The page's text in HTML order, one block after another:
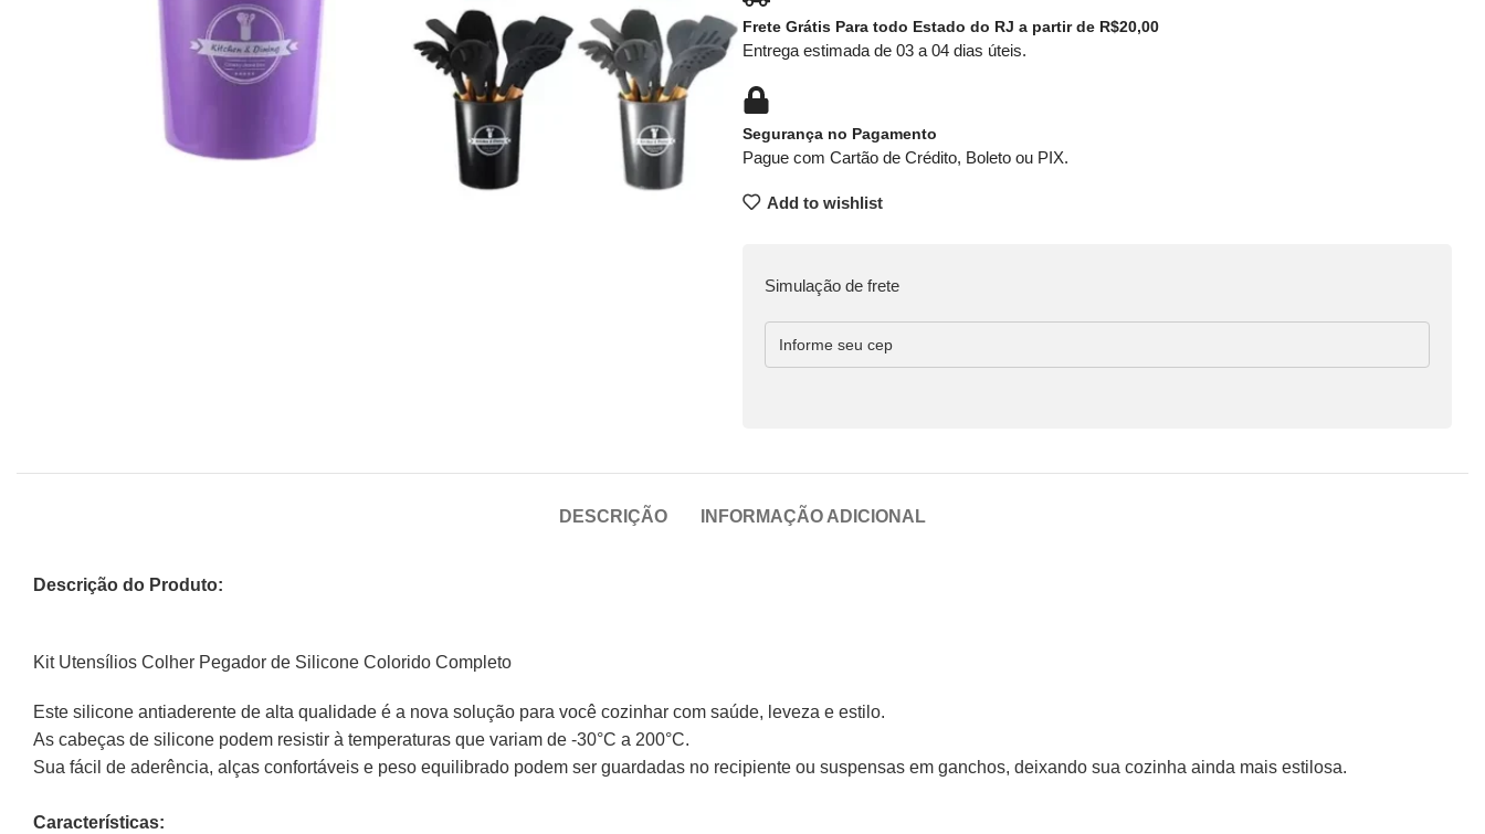
Frete Grátis Para todo Estado do RJ a partir de R$20,00
Entrega estimada de 03 a 04 dias úteis.
Segurança no Pagamento
Pague com Cartão de Crédito, Boleto ou PIX.
Add to wishlist
Simulação de frete
DESCRIÇÃO INFORMAÇÃO ADICIONAL
Descrição do Produto:
Kit Utensílios Colher Pegador de Silicone Colorido Completo
Este silicone antiaderente de alta qualidade é a nova solução para você cozinhar com saúde, leveza e estilo.
As cabeças de silicone podem resistir à temperaturas que variam de -30°C a 200°C.
Sua fácil de aderência, alças confortáveis e peso equilibrado podem ser guardadas no recipiente ou suspensas em ganchos, deixando sua cozinha ainda mais estilosa.
Características: